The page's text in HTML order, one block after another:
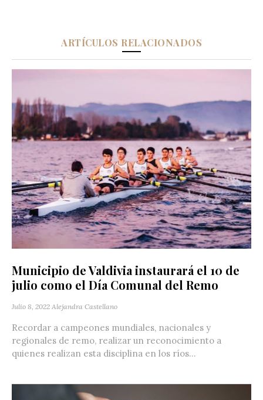
ARTÍCULOS RELACIONADOS
Municipio de Valdivia instaurará el 10 de
julio como el Día Comunal del Remo
Julio 8, 2022 Alejandra Castellano
Recordar a campeones mundiales, nacionales y
regionales de remo, realizar un reconocimiento a
quienes realizan esta disciplina en los ríos...